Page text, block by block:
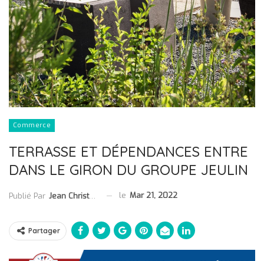
Commerce
TERRASSE ET DÉPENDANCES ENTRE
DANS LE GIRON DU GROUPE JEULIN
Publié Par Jean Christophe Collet le Mar 21, 2022
Partager